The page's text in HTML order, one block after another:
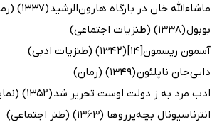
ماشاءالله خان در بارگاه هارون‌الرشید (۱۳۳۷) (رمان)
بوبول (۱۳۳۸) (طنزیات اجتماعی)
آسمون ریسمون[۱۴] (۱۳۴۲) (طنزیات ادبی)
دایی‌جان ناپلئون (۱۳۴۹) (رمان)
ادب مرد به ز دولت اوست تحریر شد (۱۳۵۲) (نمایش‌نامه)
انترناسیونال بچه‌پرروها (۱۳۶۳) (طنر اجتماعی)